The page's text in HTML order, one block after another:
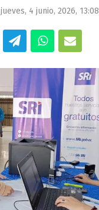
jueves, 4 junio, 2026, 13:08